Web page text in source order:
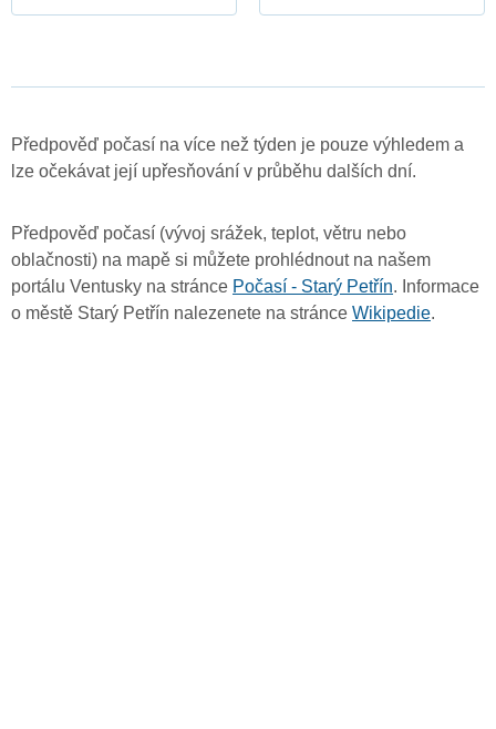
Předpověď počasí na více než týden je pouze výhledem a
lze očekávat její upřesňování v průběhu dalších dní.
Předpověď počasí (vývoj srážek, teplot, větru nebo
oblačnosti) na mapě si můžete prohlédnout na našem
portálu Ventusky na stránce Počasí - Starý Petřín. Informace
o městě Starý Petřín nalezenete na stránce Wikipedie.